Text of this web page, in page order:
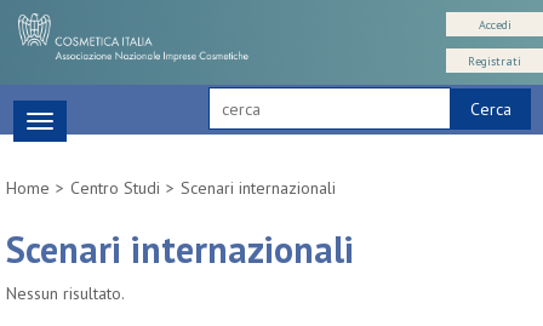
Cerca
Accedi
Registrati
Toggle
navigation
Home
Centro Studi Scenari internazionali
Scenari internazionali
Nessun risultato.